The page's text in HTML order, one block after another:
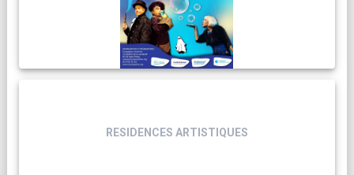
RESIDENCES ARTISTIQUES